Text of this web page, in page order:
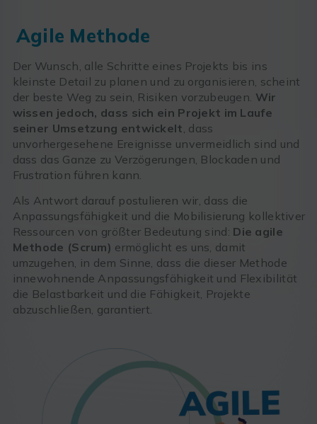
Agile Methode
Der Wunsch, alle Schritte eines Projekts bis ins
kleinste Detail zu planen und zu organisieren, scheint
der beste Weg zu sein, Risiken vorzubeugen. Wir
wissen jedoch, dass sich ein Projekt im Laufe
seiner Umsetzung entwickelt , dass
unvorhergesehene Ereignisse unvermeidlich sind und
dass das Ganze zu Verzögerungen, Blockaden und
Frustration führen kann.
Als Antwort darauf postulieren wir, dass die
Anpassungsfähigkeit und die Mobilisierung kollektiver
Ressourcen von größter Bedeutung sind: Die agile
Methode (Scrum) ermöglicht es uns, damit
umzugehen, in dem Sinne, dass die dieser Methode
innewohnende Anpassungsfähigkeit und Flexibilität
die Belastbarkeit und die Fähigkeit, Projekte
abzuschließen, garantiert.